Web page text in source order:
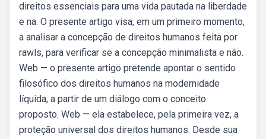
direitos essenciais para uma vida pautada na liberdade
e na. O presente artigo visa, em um primeiro momento,
a analisar a concepção de direitos humanos feita por
rawls, para verificar se a concepção minimalista e não.
Web — o presente artigo pretende apontar o sentido
filosófico dos direitos humanos na modernidade
líquida, a partir de um diálogo com o conceito
proposto. Web — ela estabelece, pela primeira vez, a
proteção universal dos direitos humanos. Desde sua